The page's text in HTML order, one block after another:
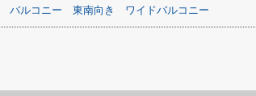
バルコニー 東南向き ワイドバルコニー